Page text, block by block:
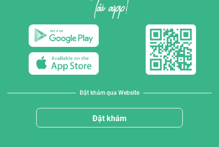
Đặt khám qua Website
Đặt khám